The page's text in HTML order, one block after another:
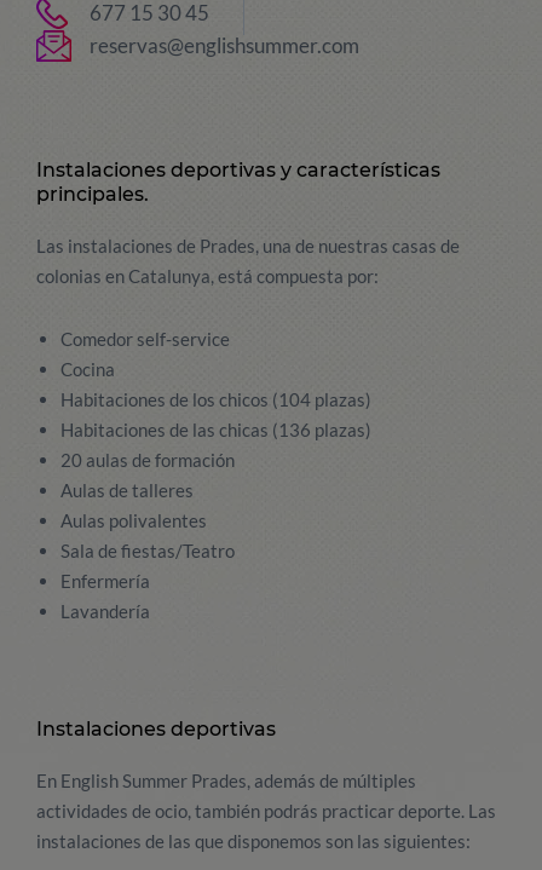
677 15 30 45
reservas@englishsummer.com
Instalaciones deportivas y características
principales.
Las instalaciones de Prades, una de nuestras casas de
colonias en Catalunya, está compuesta por:
Comedor self-service
Cocina
Habitaciones de los chicos (104 plazas)
Habitaciones de las chicas (136 plazas)
20 aulas de formación
Aulas de talleres
Aulas polivalentes
Sala de fiestas/Teatro
Enfermería
Lavandería
Instalaciones deportivas
En English Summer Prades, además de múltiples
actividades de ocio, también podrás practicar deporte. Las
instalaciones de las que disponemos son las siguientes: